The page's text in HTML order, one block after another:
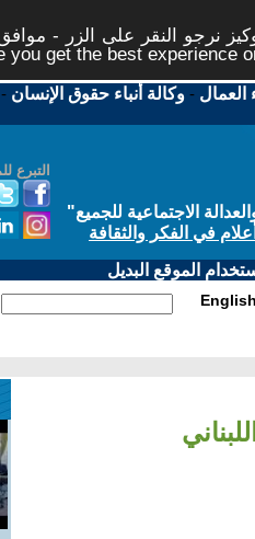
نرجو النقر على الزر -
get the best experience
العمال -وكالة أنباء حقوق الإنسان -
التبرع
الاجتماعية للجميع"
في الفكر والثقافة
الموقع البديل
English